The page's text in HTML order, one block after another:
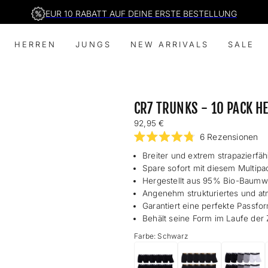
EUR 10 RABATT AUF DEINE ERSTE BESTELLUNG
HERREN JUNGS NEW ARRIVALS SALE
CR7 TRUNKS - 10 PACK
Regulärer
Preis
92,95 €
4.8
von
5
Sternen
bewertet
6 Rezensionen
um
zu
den
zu
Breiter und extrem
Spare sofort mit diesem
Hergestellt aus 95% Bio-
Angenehm strukturiertes und
Garantiert eine perfekte
Behält seine Form im Laufe der
Farbe: Schwarz